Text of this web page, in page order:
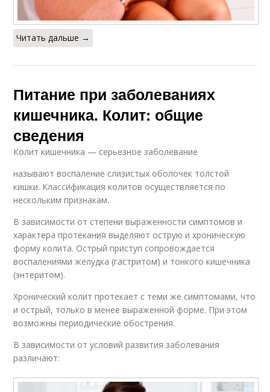
Читать дальше →
Питание при заболеваниях
кишечника. Колит: общие
сведения
Колит кишечника — серьезное заболевание
называют воспаление слизистых оболочек толстой
кишки. Классификация колитов осуществляется по
нескольким признакам.
В зависимости от степени выраженности симптомов и
характера протекания выделяют острую и хроническую
форму колита. Острый приступ сопровождается
воспалениями желудка (гастритом) и тонкого кишечника
(энтеритом).
Хронический колит протекает с теми же симптомами, что
и острый, только в менее выраженной форме. При этом
возможны периодические обострения.
В зависимости от условий развития заболевания
различают: